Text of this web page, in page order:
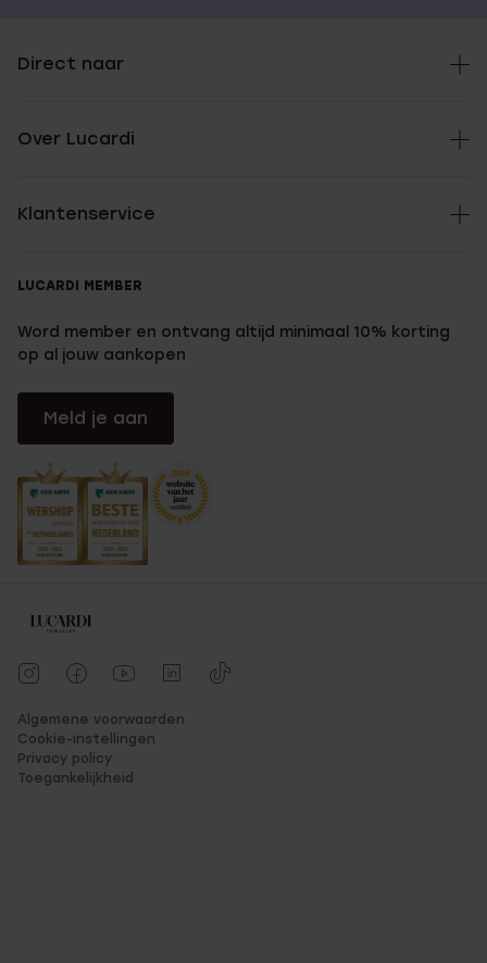
Direct naar
Over Lucardi
Klantenservice
LUCARDI MEMBER
Word member en ontvang altijd minimaal 10% korting
op al jouw aankopen
Meld je aan
Algemene voorwaarden
Cookie-instellingen
Privacy policy
Toegankelijkheid